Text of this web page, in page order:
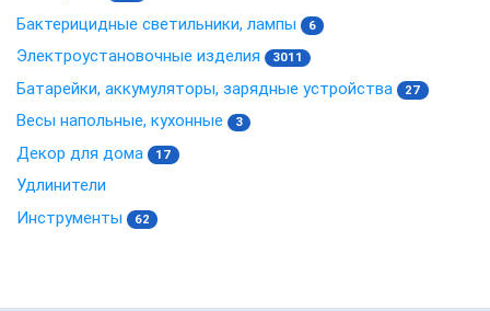
Бактерицидные светильники, лампы 6
Электроустановочные изделия 3011
Батарейки, аккумуляторы, зарядные устройства 27
Весы напольные, кухонные 3
Декор для дома 17
Удлинители
Инструменты
62